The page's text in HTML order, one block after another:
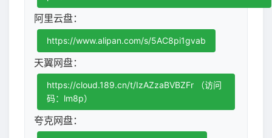
阿里云盘：
https://www.alipan.com/s/5AC8pi1gvab
天翼网盘：
https://cloud.189.cn/t/IzAZzaBVBZFr （访问
码：lm8p）
夸克网盘：